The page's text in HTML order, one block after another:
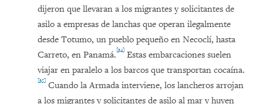
dijeron que llevaran a los migrantes y solicitantes de
asilo a empresas de lanchas que operan ilegalmente
desde Totumo, un pueblo pequeño en Necoclí, hasta
Carreto, en Panamá.[34] Estas embarcaciones suelen
viajar en paralelo a los barcos que transportan cocaína.
[35] Cuando la Armada interviene, los lancheros arrojan
a los migrantes y solicitantes de asilo al mar y huyen